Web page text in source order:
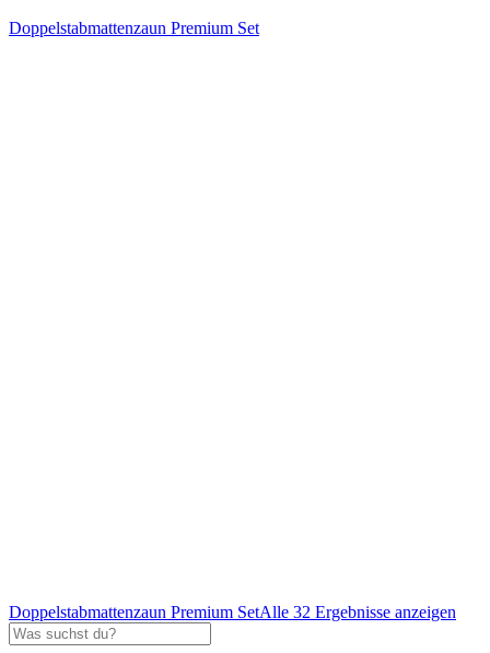
Doppelstabmattenzaun Premium Set
Doppelstabmattenzaun Premium SetAlle 32 Ergebnisse anzeigen